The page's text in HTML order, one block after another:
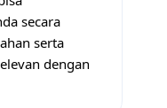
secara
serta
dengan